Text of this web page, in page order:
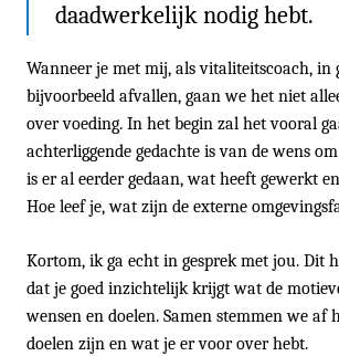
daadwerkelijk nodig hebt.
Wanneer je met mij, als vitaliteitscoach, in
bijvoorbeeld afvallen, gaan we het niet
over voeding. In het begin zal het vooral
achterliggende gedachte is van de wens
is er al eerder gedaan, wat heeft gewerkt
Hoe leef je, wat zijn de externe
Kortom, ik ga echt in gesprek met jou. Dit
dat je goed inzichtelijk krijgt wat de
wensen en doelen. Samen stemmen we af
doelen zijn en wat je er voor over hebt.